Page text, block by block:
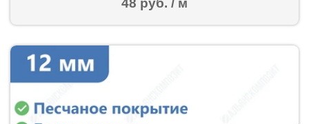
48 руб. / м